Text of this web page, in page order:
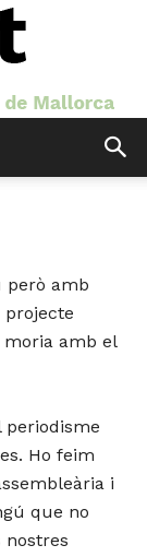
però amb
amb el
periodisme
Ho feim
i
que no
nostres